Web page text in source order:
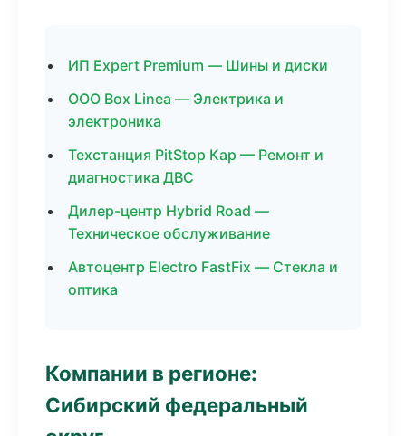
ИП Expert Premium — Шины и диски
ООО Box Linea — Электрика и
электроника
Техстанция PitStop Кар — Ремонт и
диагностика ДВС
Дилер-центр Hybrid Road —
Техническое обслуживание
Автоцентр Electro FastFix — Стекла и
оптика
Компании в регионе:
Сибирский федеральный